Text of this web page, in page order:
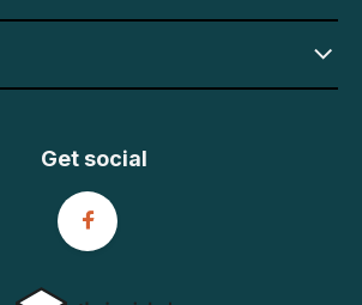
Get social